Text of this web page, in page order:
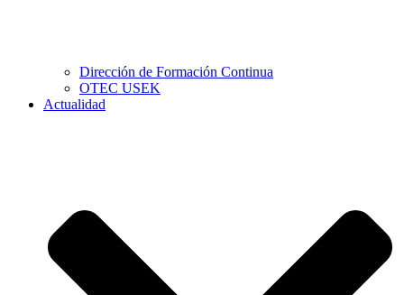
Dirección de Formación Continua
OTEC USEK
Actualidad